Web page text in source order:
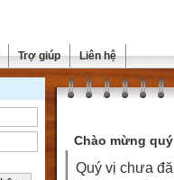
Trợ giúp Liên hệ
Chào mừng
Quý vị chưa